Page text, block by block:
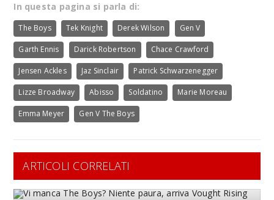
In questa pagina si parla di:
The Boys Tek Knight Derek Wilson Gen V
Garth Ennis Darick Robertson Chace Crawford
Jensen Ackles Jaz Sinclair Patrick Schwarzenegger
Lizze Broadway Abisso Soldatino Marie Moreau
Emma Meyer Gen V The Boys
ARTICOLI CORRELATI